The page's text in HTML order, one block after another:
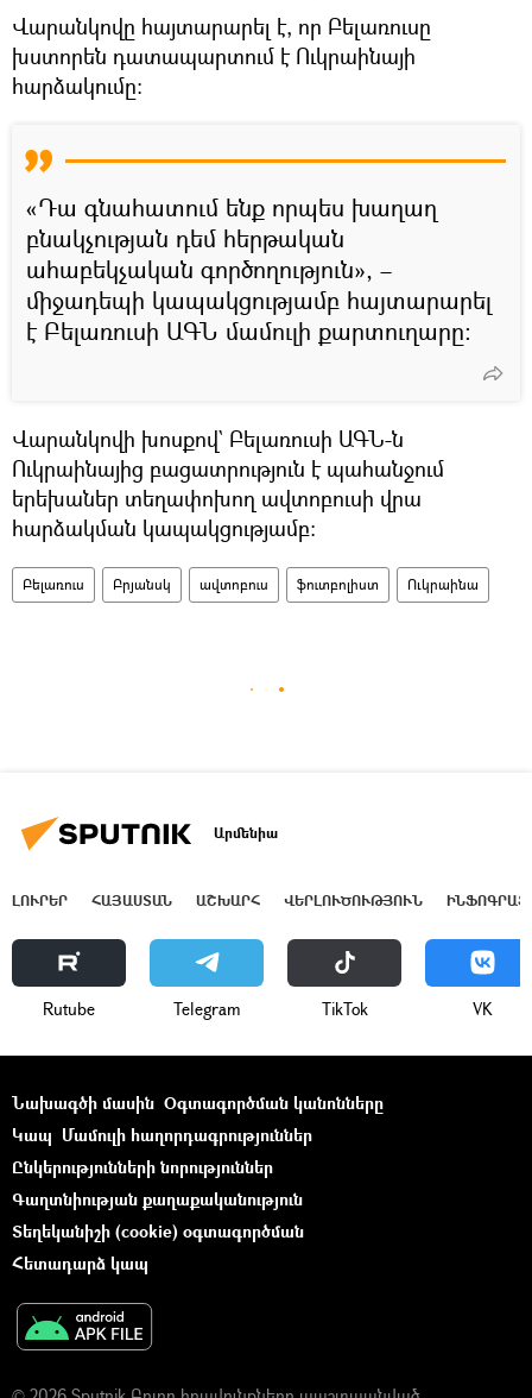
Վարանկովը հայտարարել է, որ Բելառուսը
խստորեն դատապարտում է Ուկրաինայի
հարձակումը:
«Դա գնահատում ենք որպես խաղաղ
բնակչության դեմ հերթական
ահաբեկչական գործողություն», –
միջադեպի կապակցությամբ հայտարարել
է Բելառուսի ԱԳՆ մամուլի քարտուղարը:
Վարանկովի խոսքով` Բելառուսի ԱԳՆ-ն
Ուկրաինայից բացատրություն է պահանջում
երեխաներ տեղափոխող ավտոբուսի վրա
հարձակման կապակցությամբ:
Բելառուս Բրյանսկ ավտոբուս ֆուտբոլիստ Ուկրաինա
Արմենիա
ԼՈՒՐԵՐ ՀԱՅԱՍՏԱՆ ԱՇԽԱՐՀ ՎԵՐԼՈՒԾՈՒԹՅՈՒՆ
Rutube Telegram ТikТоk VK
Նախագծի մասին Օգտագործման կանոնները
Կապ Մամուլի հաղորդագրություններ
Ընկերությունների նորություններ
Գաղտնիության քաղաքականություն
Տեղեկանիշի (cookie) օգտագործման
Հետադարձ կապ